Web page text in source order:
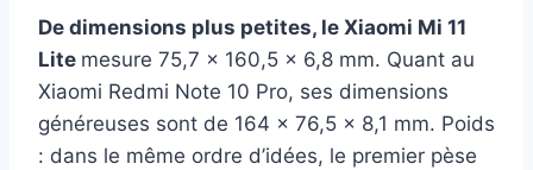
De dimensions plus petites, le Xiaomi Mi 11
Lite mesure 75,7 × 160,5 × 6,8 mm. Quant au
Xiaomi Redmi Note 10 Pro, ses dimensions
généreuses sont de 164 × 76,5 × 8,1 mm. Poids
: dans le même ordre d’idées, le premier pèse